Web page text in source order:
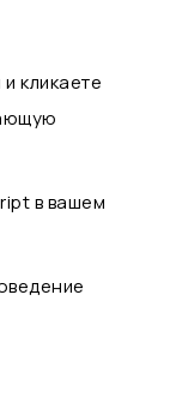
кликаете
в вашем